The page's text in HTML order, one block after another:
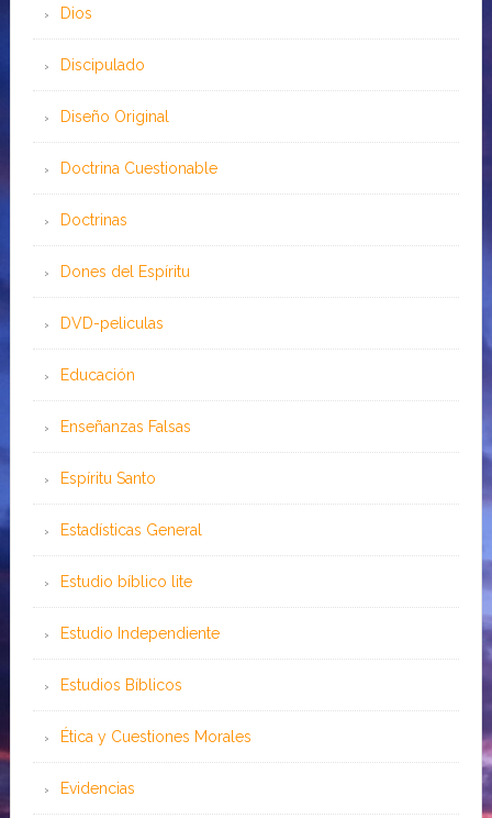
Dios
Discipulado
Diseño Original
Doctrina Cuestionable
Doctrinas
Dones del Espíritu
DVD-peliculas
Educación
Enseñanzas Falsas
Espíritu Santo
Estadísticas General
Estudio bíblico lite
Estudio Independiente
Estudios Bíblicos
Ética y Cuestiones Morales
Evidencias